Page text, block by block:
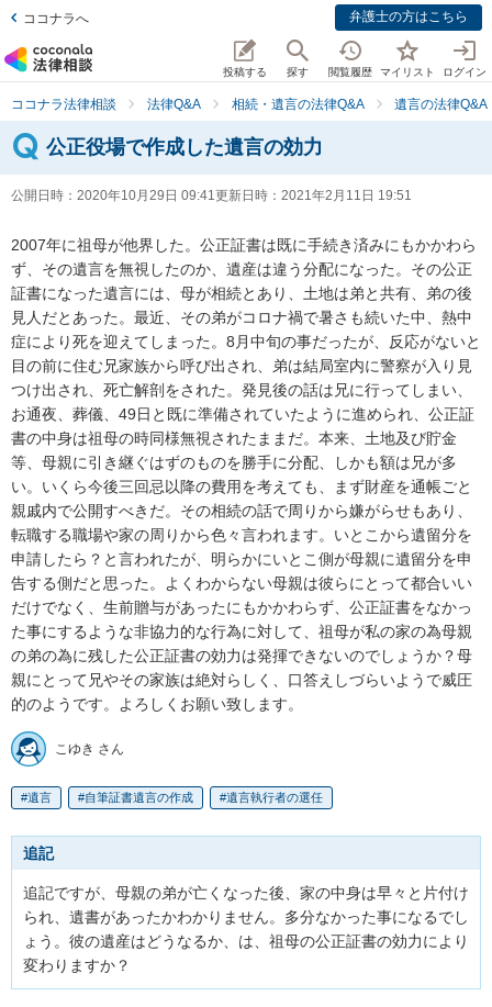
ココナラへ 弁護士の方はこちら
投稿する 探す 閲覧履歴 マイリスト ログイン
ココナラ法律相談 法律Q&A 相続・遺言の法律Q&A 遺言の法律Q&A
公正役場で作成した遺言の効力
公開日時： 2020年10月29日 09:41更新日時： 2021年2月11日 19:51
2007年に祖母が他界した。公正証書は既に手続き済みにもかかわら
ず、その遺言を無視したのか、遺産は違う分配になった。その公正
証書になった遺言には、母が相続とあり、土地は弟と共有、弟の後
見人だとあった。最近、その弟がコロナ禍で暑さも続いた中、熱中
症により死を迎えてしまった。8月中旬の事だったが、反応がないと
目の前に住む兄家族から呼び出され、弟は結局室内に警察が入り見
つけ出され、死亡解剖をされた。発見後の話は兄に行ってしまい、
お通夜、葬儀、49日と既に準備されていたように進められ、公正証
書の中身は祖母の時同様無視されたままだ。本来、土地及び貯金
等、母親に引き継ぐはずのものを勝手に分配、しかも額は兄が多
い。いくら今後三回忌以降の費用を考えても、まず財産を通帳ごと
親戚内で公開すべきだ。その相続の話で周りから嫌がらせもあり、
転職する職場や家の周りから色々言われます。いとこから遺留分を
申請したら？と言われたが、明らかにいとこ側が母親に遺留分を申
告する側だと思った。よくわからない母親は彼らにとって都合いい
だけでなく、生前贈与があったにもかかわらず、公正証書をなかっ
た事にするような非協力的な行為に対して、祖母が私の家の為母親
の弟の為に残した公正証書の効力は発揮できないのでしょうか？母
親にとって兄やその家族は絶対らしく、口答えしづらいようで威圧
的のようです。よろしくお願い致します。
こゆき さん
遺言 自筆証書遺言の作成 遺言執行者の選任
追記
追記ですが、母親の弟が亡くなった後、家の中身は早々と片付け
られ、遺書があったかわかりません。多分なかった事になるでし
ょう。彼の遺産はどうなるか、は、祖母の公正証書の効力により
変わりますか？